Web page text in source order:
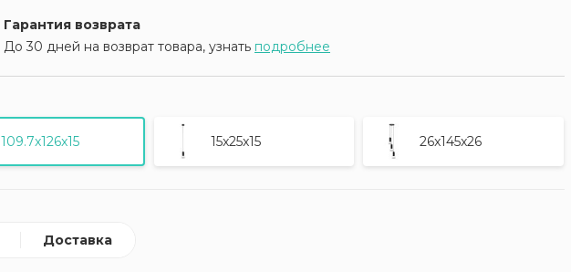
Гарантия возврата
До 30 дней на возврат товара, узнать подробнее
109.7x126x15 15x25x15 26x145x26
Доставка